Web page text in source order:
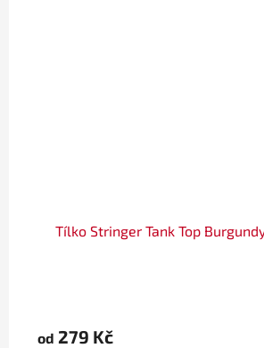
Tílko Stringer Tank Top
od 279 Kč